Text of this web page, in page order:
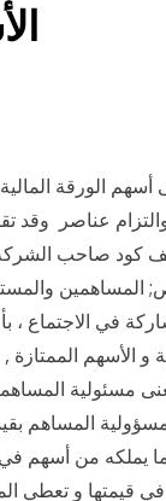
على أسهم الورقة
عناصر وقد
كود صاحب الشركة
المساهمين
الأسهم العادية و
مسئولية
و الأسهم المص 3/تحديد
ما يملكه من
قيمتها و تعطي